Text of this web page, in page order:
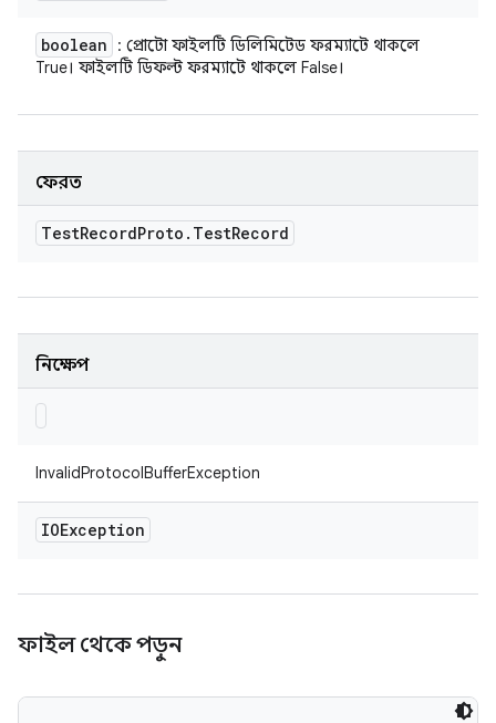
boolean
: প্রোটো ফাইলটি ডিলিমিটেড ফরম্যাটে থাকলে
True। ফাইলটি ডিফল্ট ফরম্যাটে থাকলে False।
ফেরত
TestRecordProto . TestRecord
নিক্ষেপ
InvalidProtocolBufferException
IOException
ফাইল থেকে পড়ুন